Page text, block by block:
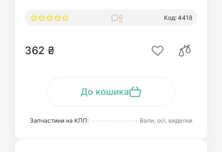
0 Код: 4418
362 ₴
До кошика
Запчастини на КПП: Вали, осі, виделки